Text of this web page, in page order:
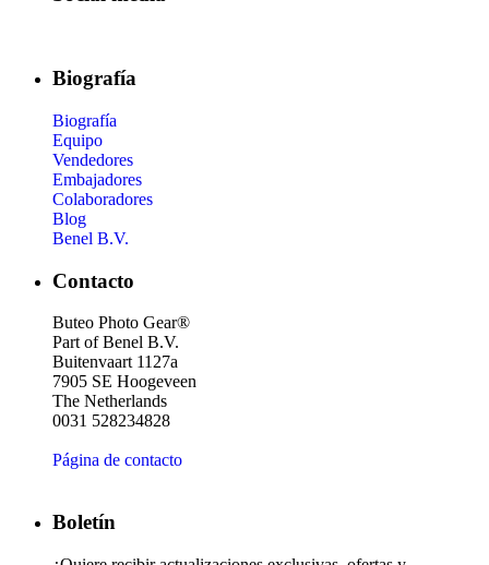
Biografía
Biografía
Equipo
Vendedores
Embajadores
Colaboradores
Blog
Benel B.V.
Contacto
Buteo Photo Gear®
Part of Benel B.V.
Buitenvaart 1127a
7905 SE Hoogeveen
The Netherlands
0031 528234828
Página de contacto
Boletín